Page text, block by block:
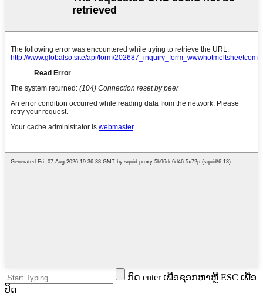
ກົດ enter ເພື່ອຊອກຫາຫຼື ESC ເພື່ອ
ປິດ